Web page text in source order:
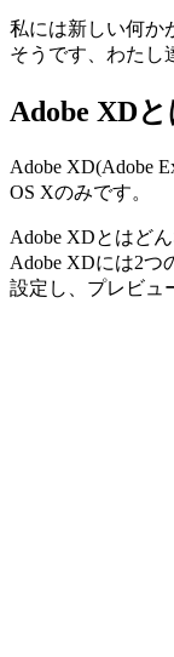
私には新しい何か
そうです、わたし
Adobe XDと
Adobe XD(Adobe
OS Xのみです。
Adobe XDとはど
Adobe XDには2つ
設定し、プレビュ